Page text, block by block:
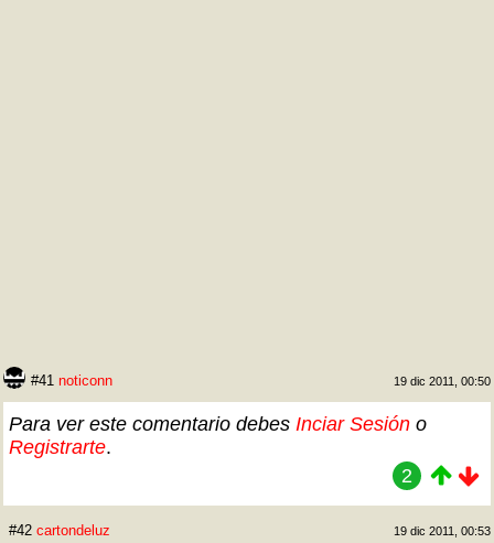
#41 noticonn 19 dic 2011, 00:50
Para ver este comentario debes Inciar Sesión o
Registrarte.
2
#42 cartondeluz 19 dic 2011, 00:53